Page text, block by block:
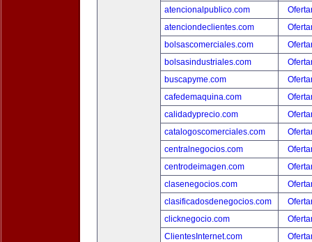
atencionalpublico.com
atenciondeclientes.com
bolsascomerciales.com
bolsasindustriales.com
buscapyme.com
cafedemaquina.com
calidadyprecio.com
catalogoscomerciales.com
centralnegocios.com
centrodeimagen.com
clasenegocios.com
clasificadosdenegocios.com
clicknegocio.com
ClientesInternet.com